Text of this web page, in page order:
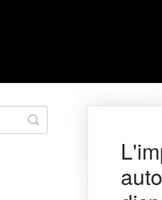
Toggle
Search